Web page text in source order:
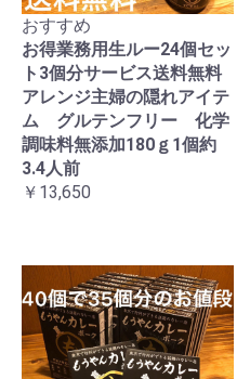
おすすめ
お得業務用生ルー24個セッ
ト3個分サービス送料無料
アレンジ主婦の隠れアイテ
ム グルテンフリー 化学
調味料無添加180ｇ1個約
3.4人前
￥13,650